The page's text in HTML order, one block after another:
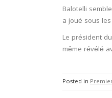
Balotelli
a joué sous
Le président
même révélé
Posted in